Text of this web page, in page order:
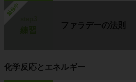
勉強中
ファラデーの法則
化学反応とエネルギー